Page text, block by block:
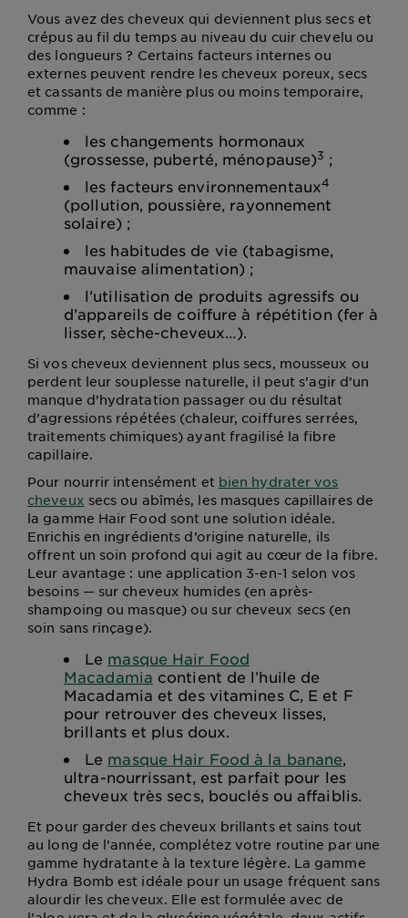
Vous avez des cheveux qui deviennent plus secs et
crépus au fil du temps au niveau du cuir chevelu ou
des longueurs ? Certains facteurs internes ou
externes peuvent rendre les cheveux poreux, secs
et cassants de manière plus ou moins temporaire,
comme :
les changements hormonaux
(grossesse, puberté, ménopause)3 ;
les facteurs environnementaux4
(pollution, poussière, rayonnement
solaire) ;
les habitudes de vie (tabagisme,
mauvaise alimentation) ;
l’utilisation de produits agressifs ou
d’appareils de coiffure à répétition (fer à
lisser, sèche-cheveux…).
Si vos cheveux deviennent plus secs, mousseux ou
perdent leur souplesse naturelle, il peut s’agir d’un
manque d’hydratation passager ou du résultat
d’agressions répétées (chaleur, coiffures serrées,
traitements chimiques) ayant fragilisé la fibre
capillaire.
Pour nourrir intensément et bien hydrater vos
cheveux secs ou abîmés, les masques capillaires de
la gamme Hair Food sont une solution idéale.
Enrichis en ingrédients d’origine naturelle, ils
offrent un soin profond qui agit au cœur de la fibre.
Leur avantage : une application 3-en-1 selon vos
besoins — sur cheveux humides (en après-
shampoing ou masque) ou sur cheveux secs (en
soin sans rinçage).
Le masque Hair Food
Macadamia contient de l’huile de
Macadamia et des vitamines C, E et F
pour retrouver des cheveux lisses,
brillants et plus doux.
Le masque Hair Food à la banane,
ultra-nourrissant, est parfait pour les
cheveux très secs, bouclés ou affaiblis.
Et pour garder des cheveux brillants et sains tout
au long de l’année, complétez votre routine par une
gamme hydratante à la texture légère. La gamme
Hydra Bomb est idéale pour un usage fréquent sans
alourdir les cheveux. Elle est formulée avec de